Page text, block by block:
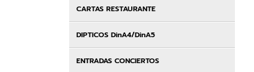
CARTAS RESTAURANTE
DIPTICOS DinA4/DinA5
ENTRADAS CONCIERTOS